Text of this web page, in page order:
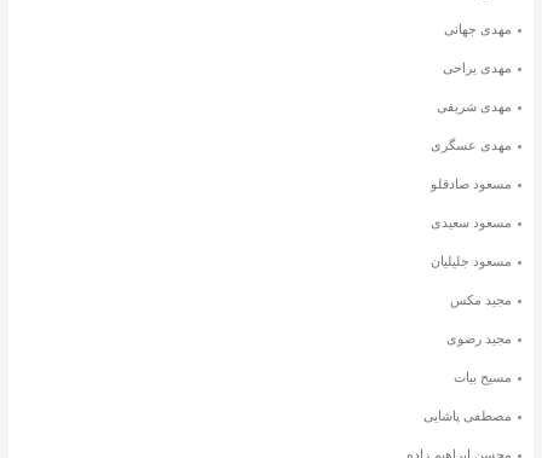
مهدی جهانی
مهدی یراحی
مهدی شریفی
مهدی عسگری
مسعود صادقلو
مسعود سعیدی
مسعود جلیلیان
مجید مکس
مجید رضوی
مسیح بیات
مصطفی پاشایی
محسن ابراهیم زاده